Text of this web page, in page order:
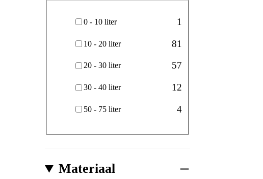
0 - 10 liter
1
10 - 20 liter 81
20 - 30 liter 57
30 - 40 liter 12
50 - 75 liter 4
Materiaal